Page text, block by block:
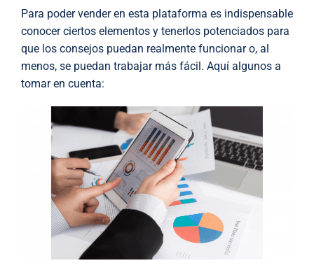
Para poder vender en esta plataforma es indispensable
conocer ciertos elementos y tenerlos potenciados para
que los consejos puedan realmente funcionar o, al
menos, se puedan trabajar más fácil. Aquí algunos a
tomar en cuenta: